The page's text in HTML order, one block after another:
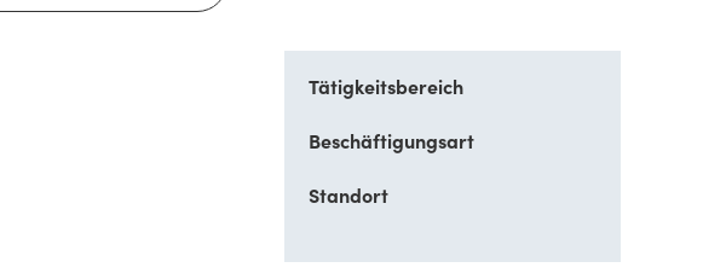
Tätigkeitsbereich
Beschäftigungsart
Standort